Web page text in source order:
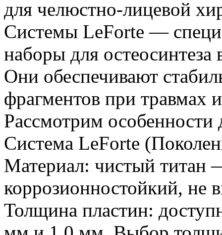
для челюстно‑лицевой
Системы LeForte —
наборы для
Они обеспечивают
фрагментов при травмах
Рассмотрим
Система LeForte
Материал: чистый титан
коррозионностойкий, не
Толщина пластин: